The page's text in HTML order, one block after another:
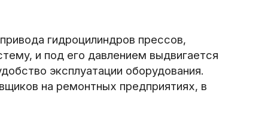
гидроцилиндров прессов,
и под его давлением выдвигается
эксплуатации оборудования.
на ремонтных предприятиях, в